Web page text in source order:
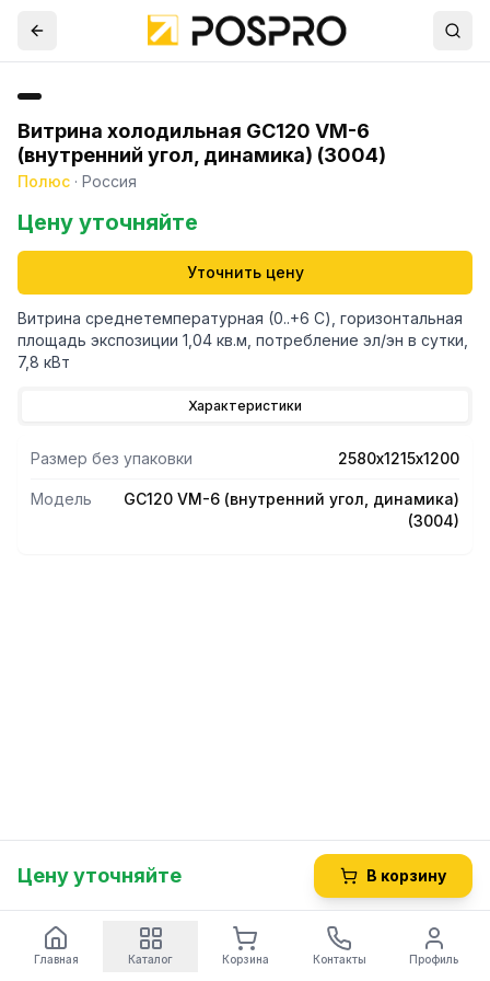
Витрина холодильная GС120 VM-6
(внутренний угол, динамика) (3004)
Полюс · Россия
Цену уточняйте
Уточнить цену
Витрина среднетемпературная (0..+6 С), горизонтальная
площадь экспозиции 1,04 кв.м, потребление эл/эн в сутки,
7,8 кВт
Характеристики
Размер без упаковки 2580х1215х1200
Модель
GС120 VM-6 (внутренний угол, динамика)
(3004)
Цену уточняйте В корзину
Главная Каталог Корзина Контакты Профиль